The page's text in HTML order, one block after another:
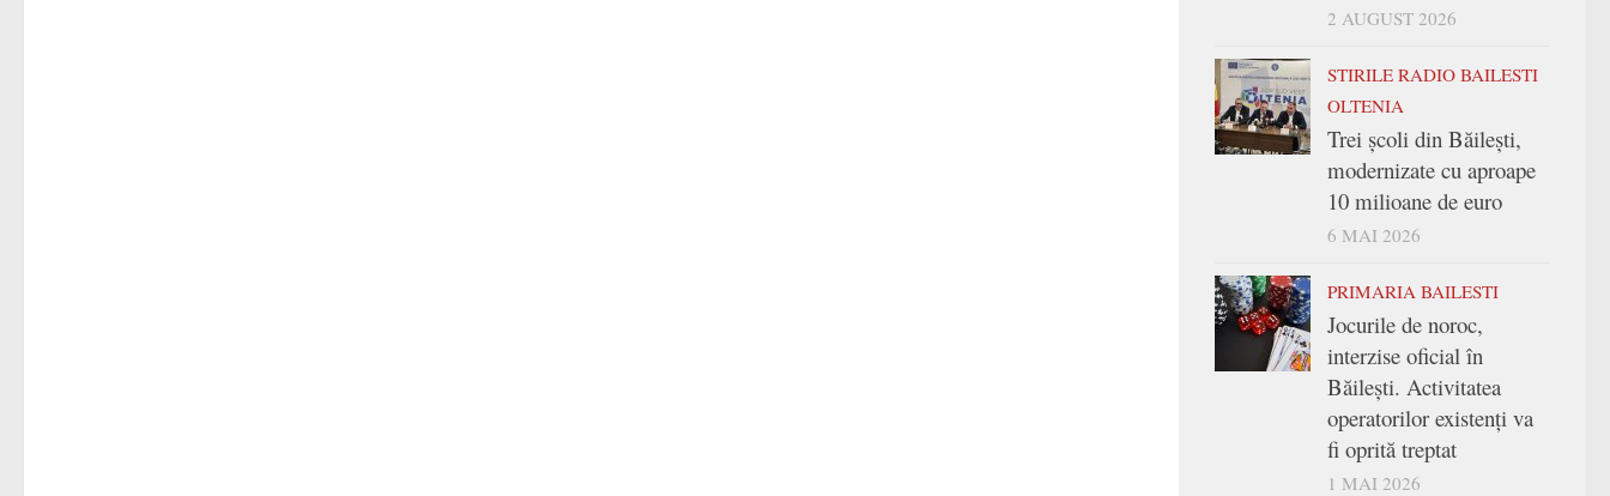
2 AUGUST 2026
STIRILE RADIO BAILESTI
OLTENIA
Trei şcoli din Băileşti,
modernizate cu aproape
10 milioane de euro
6 MAI 2026
PRIMARIA BAILESTI
Jocurile de noroc,
interzise oficial în
Băilești. Activitatea
operatorilor existenți va
fi oprită treptat
1 MAI 2026